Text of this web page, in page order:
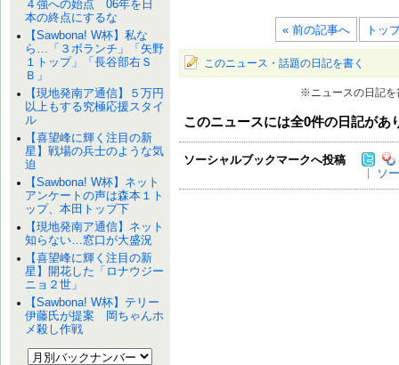
« 前の記事へ トッ
このニュース・話題の日記を書く
※ニュースの日記を
このニュースには全0件の日記があ
ソーシャルブックマークへ投稿
ソ
４強への始点 06年を日
本の終点にするな
【Sawbona! W杯】私な
ら…「３ボランチ」「矢野
１トップ」「長谷部右Ｓ
Ｂ」
【現地発南ア通信】５万円
以上もする究極応援スタイ
ル
【喜望峰に輝く注目の新
星】戦場の兵士のような気
迫
【Sawbona! W杯】ネット
アンケートの声は森本１ト
ップ、本田トップ下
【現地発南ア通信】ネット
知らない…窓口が大盛況
【喜望峰に輝く注目の新
星】開花した「ロナウジー
ニョ２世」
【Sawbona! W杯】テリー
伊藤氏が提案 岡ちゃんホ
メ殺し作戦